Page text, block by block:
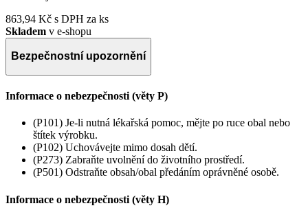
863,94 Kč s DPH za ks
Skladem v e-shopu
Bezpečnostní upozornění
Informace o nebezpečnosti (věty P)
(P101) Je-li nutná lékařská pomoc, mějte po ruce obal nebo
štítek výrobku.
(P102) Uchovávejte mimo dosah dětí.
(P273) Zabraňte uvolnění do životního prostředí.
(P501) Odstraňte obsah/obal předáním oprávněné osobě.
Informace o nebezpečnosti (věty H)